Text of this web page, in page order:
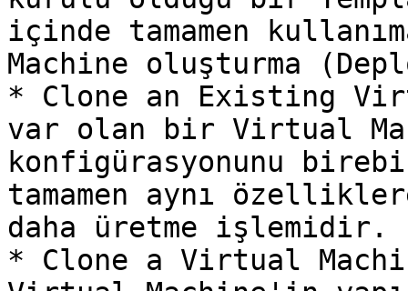
içinde tamamen
Machine oluşturma
* Clone an Existing
var olan bir Virtual
konfigürasyonunu
tamamen aynı
daha üretme işlemidir.
* Clone a Virtual